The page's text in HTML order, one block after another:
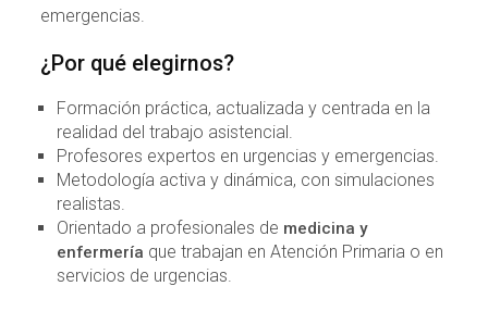
emergencias.
¿Por qué elegirnos?
Formación práctica, actualizada y centrada en la
realidad del trabajo asistencial.
Profesores expertos en urgencias y emergencias.
Metodología activa y dinámica, con simulaciones
realistas.
Orientado a profesionales de medicina y
enfermería que trabajan en Atención Primaria o en
servicios de urgencias.